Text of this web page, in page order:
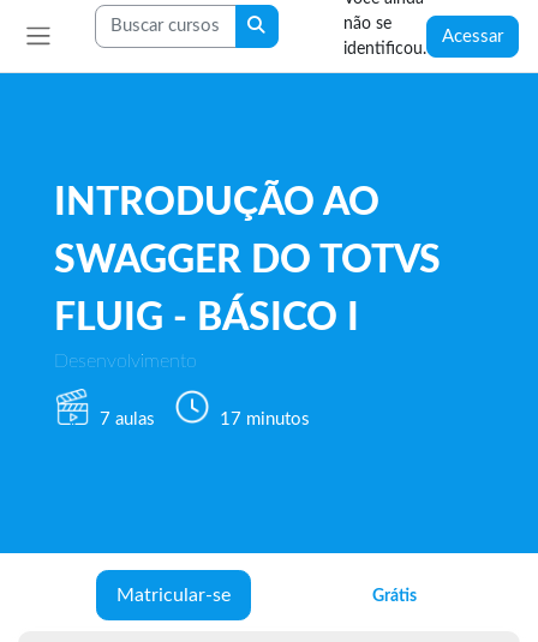
Ir para o conteúdo principal
Blocos
Buscar cursos Buscar cursos
não se
identificou.
Acessar
INTRODUÇÃO AO
SWAGGER DO TOTVS
FLUIG - BÁSICO I
Desenvolvimento
7 aulas 17 minutos
Matricular-se Grátis